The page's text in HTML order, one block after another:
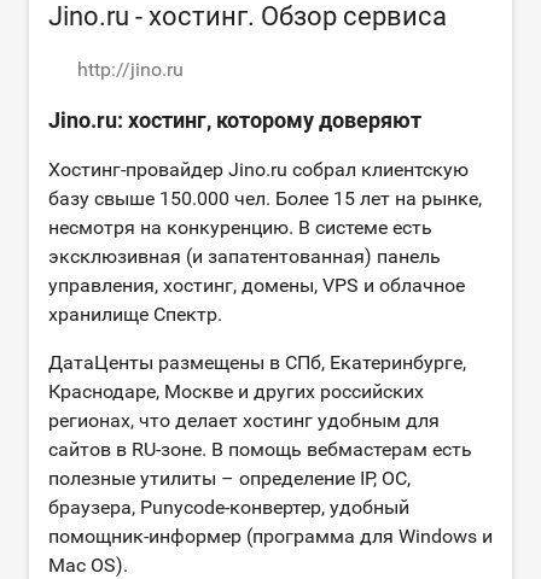
Jino.ru - хостинг. Обзор сервиса
http://jino.ru
Jino.ru: хостинг, которому доверяют
Хостинг-провайдер Jino.ru собрал клиентскую
базу свыше 150.000 чел. Более 15 лет на рынке,
несмотря на конкуренцию. В системе есть
эксклюзивная (и запатентованная) панель
управления, хостинг, домены, VPS и облачное
хранилище Спектр.
ДатаЦенты размещены в СПб, Екатеринбурге,
Краснодаре, Москве и других российских
регионах, что делает хостинг удобным для
сайтов в RU-зоне. В помощь вебмастерам есть
полезные утилиты – определение IP, ОС,
браузера, Punycode-конвертер, удобный
помощник-информер (программа для Windows и
Mac OS).